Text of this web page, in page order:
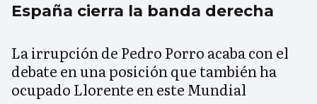
España cierra la banda derecha
La irrupción de Pedro Porro acaba con el
debate en una posición que también ha
ocupado Llorente en este Mundial